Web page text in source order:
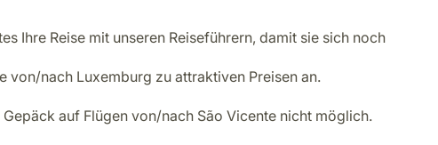
Ihre Reise mit unseren Reiseführern, damit sie sich noch
von/nach Luxemburg zu attraktiven Preisen an.
auf Flügen von/nach São Vicente nicht möglich.